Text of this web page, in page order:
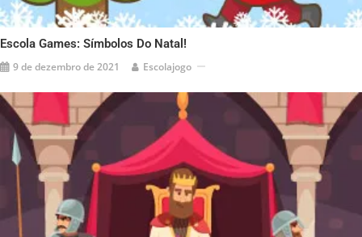
Escola Games: Símbolos Do Natal!
9 de dezembro de 2021 Escolajogo